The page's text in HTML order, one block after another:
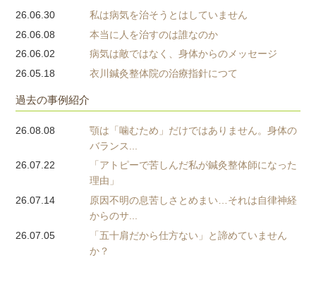
26.06.30
私は病気を治そうとはしていません
26.06.08
本当に人を治すのは誰なのか
26.06.02
病気は敵ではなく、身体からのメッセージ
26.05.18
衣川鍼灸整体院の治療指針につて
過去の事例紹介
26.08.08
顎は「噛むため」だけではありません。身体の
バランス...
26.07.22
「アトピーで苦しんだ私が鍼灸整体師になった
理由」
26.07.14
原因不明の息苦しさとめまい…それは自律神経
からのサ...
26.07.05
「五十肩だから仕方ない」と諦めていません
か？